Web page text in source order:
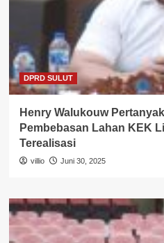
DPRD SULUT
Henry Walukouw
Pembebasan Lahan KEK
Terealisasi
villio Juni 30, 2025